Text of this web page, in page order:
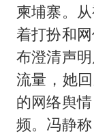
柬埔寨。
着打扮和
布澄清声
流量，她
的网络舆
频。冯静